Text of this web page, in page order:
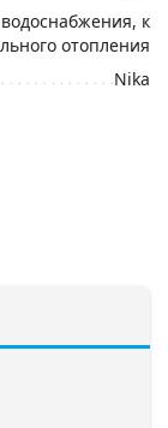
к
отопления
Nika